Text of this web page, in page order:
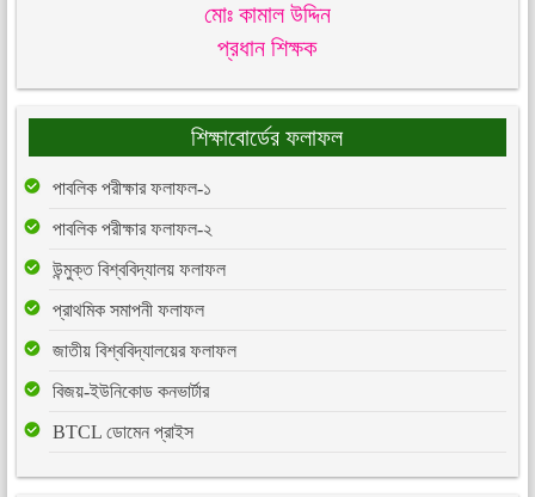
মোঃ কামাল উদ্দিন
প্রধান শিক্ষক
শিক্ষাবোর্ডের ফলাফল
পাবলিক পরীক্ষার ফলাফল-১
পাবলিক পরীক্ষার ফলাফল-২
উন্মুক্ত বিশ্ববিদ্যালয় ফলাফল
প্রাথমিক সমাপনী ফলাফল
জাতীয় বিশ্ববিদ্যালয়ের ফলাফল
বিজয়-ইউনিকোড কনভার্টার
BTCL ডোমেন প্রাইস